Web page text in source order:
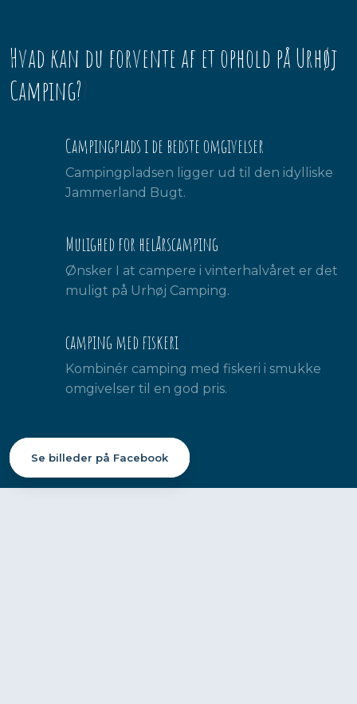
Hvad kan du forvente af et ophold på Urhøj
Camping??​
Campingplads i de bedste omgivelser
Campingpladsen ligger ud til den idylliske
Jammerland Bugt.
Mulighed for helårscamping
Ønsker I at campere i vinterhalvåret er det
muligt på Urhøj Camping.
camping med fiskeri
Kombinér camping med fiskeri i smukke
omgivelser til en god pris.
Se billeder på Facebook​